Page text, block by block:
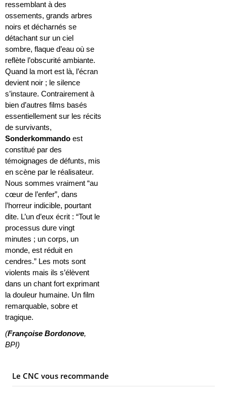
ressemblant à des
ossements, grands arbres
noirs et décharnés se
détachant sur un ciel
sombre, flaque d’eau où se
reflète l’obscurité ambiante.
Quand la mort est là, l’écran
devient noir ; le silence
s’instaure. Contrairement à
bien d’autres films basés
essentiellement sur les récits
de survivants,
Sonderkommando est
constitué par des
témoignages de défunts, mis
en scène par le réalisateur.
Nous sommes vraiment “au
cœur de l’enfer”, dans
l’horreur indicible, pourtant
dite. L’un d’eux écrit : “Tout le
processus dure vingt
minutes ; un corps, un
monde, est réduit en
cendres.” Les mots sont
violents mais ils s’élèvent
dans un chant fort exprimant
la douleur humaine. Un film
remarquable, sobre et
tragique.
(Françoise Bordonove,
BPI)
Le CNC vous recommande